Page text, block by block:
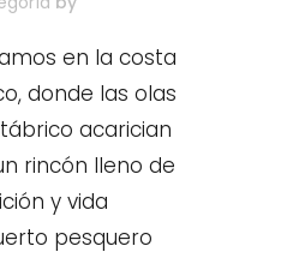
en la costa
donde las olas
acarician
rincón lleno de
y vida
pesquero